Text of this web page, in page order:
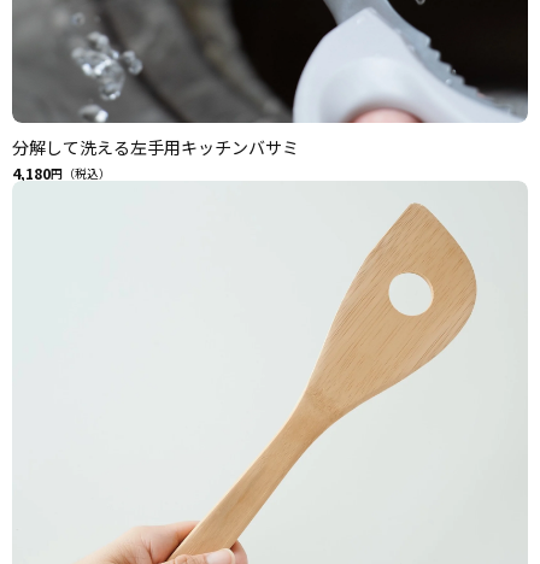
分解して洗える左手用キッチンバサミ
4,180円（税込）